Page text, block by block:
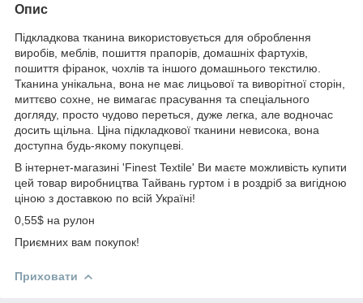
Опис
Підкладкова тканина використовується для оброблення
виробів, меблів, пошиття прапорів, домашніх фартухів,
пошиття фіранок, чохлів та іншого домашнього текстилю.
Тканина унікальна, вона не має лицьової та виворітної сторін,
миттєво сохне, не вимагає прасування та спеціального
догляду, просто чудово переться, дуже легка, але водночас
досить щільна. Ціна підкладкової тканини невисока, вона
доступна будь-якому покупцеві.
В інтернет-магазині 'Finest Textile' Ви маєте можливість купити
цей товар виробництва Тайвань гуртом і в роздріб за вигідною
ціною з доставкою по всій Україні!
0,55$ на рулон
Приємних вам покупок!
Приховати